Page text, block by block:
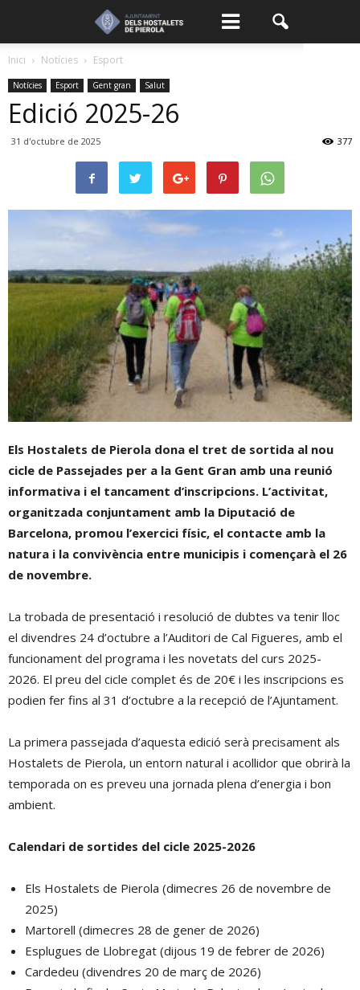
Inici Notícies Esport
Notícies Esport Gent gran Salut
Edició 2025-26
31 d'octubre de 2025 377
Els Hostalets de Pierola dona el tret de sortida al nou
cicle de Passejades per a la Gent Gran amb una reunió
informativa i el tancament d’inscripcions. L’activitat,
organitzada conjuntament amb la Diputació de
Barcelona, promou l’exercici físic, el contacte amb la
natura i la convivència entre municipis i començarà el 26
de novembre.
La trobada de presentació i resolució de dubtes va tenir lloc
el divendres 24 d’octubre a l’Auditori de Cal Figueres, amb el
funcionament del programa i les novetats del curs 2025-
2026. El preu del cicle complet és de 20€ i les inscripcions es
podien fer fins al 31 d’octubre a la recepció de l’Ajuntament.
La primera passejada d’aquesta edició serà precisament als
Hostalets de Pierola, un entorn natural i acollidor que obrirà la
temporada on es preveu una jornada plena d’energia i bon
ambient.
Calendari de sortides del cicle 2025-2026
Els Hostalets de Pierola (dimecres 26 de novembre de
2025)
Martorell (dimecres 28 de gener de 2026)
Esplugues de Llobregat (dijous 19 de febrer de 2026)
Cardedeu (divendres 20 de març de 2026)